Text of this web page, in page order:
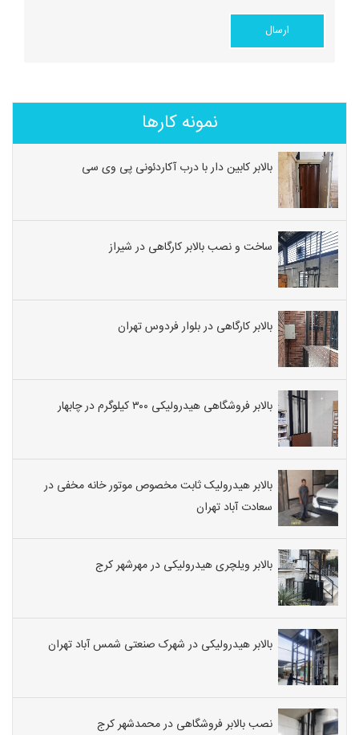
نمونه کارها
بالابر کابین دار با درب آکاردئونی پی وی سی
ساخت و نصب بالابر کارگاهی در شیراز
بالابر کارگاهی در بلوار فردوس تهران
بالابر فروشگاهی هیدرولیکی ۳۰۰ کیلوگرم در چابهار
بالابر هیدرولیک ثابت مخصوص موتور خانه مخفی در
سعادت آباد تهران
بالابر ویلچری هیدرولیکی در مهرشهر کرج
بالابر هیدرولیکی در شهرک صنعتی شمس آباد تهران
نصب بالابر فروشگاهی در محمدشهر کرج